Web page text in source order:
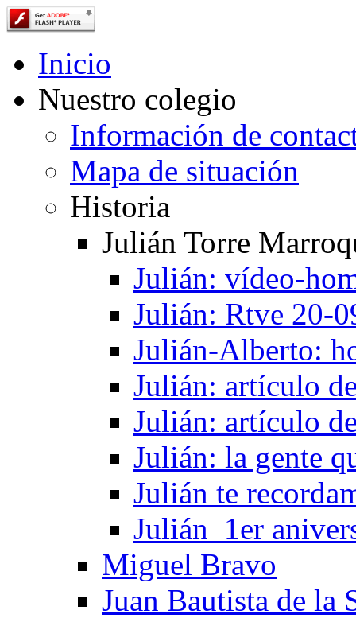
Inicio
Nuestro colegio
Información de
Mapa de situación
Historia
Julián Torre
Julián: vídeo-
Julián: Rtve 20-
Julián-Alberto:
Julián: artículo
Julián: artículo
Julián: la gente
Julián te
Julián_1er
Miguel Bravo
Juan Bautista de la